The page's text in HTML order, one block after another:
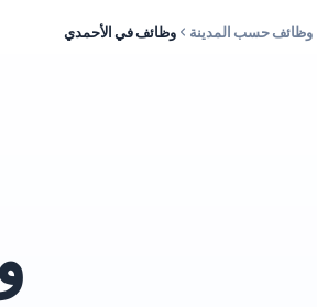
وظائف حسب المدينة وظائف في الأحمدي